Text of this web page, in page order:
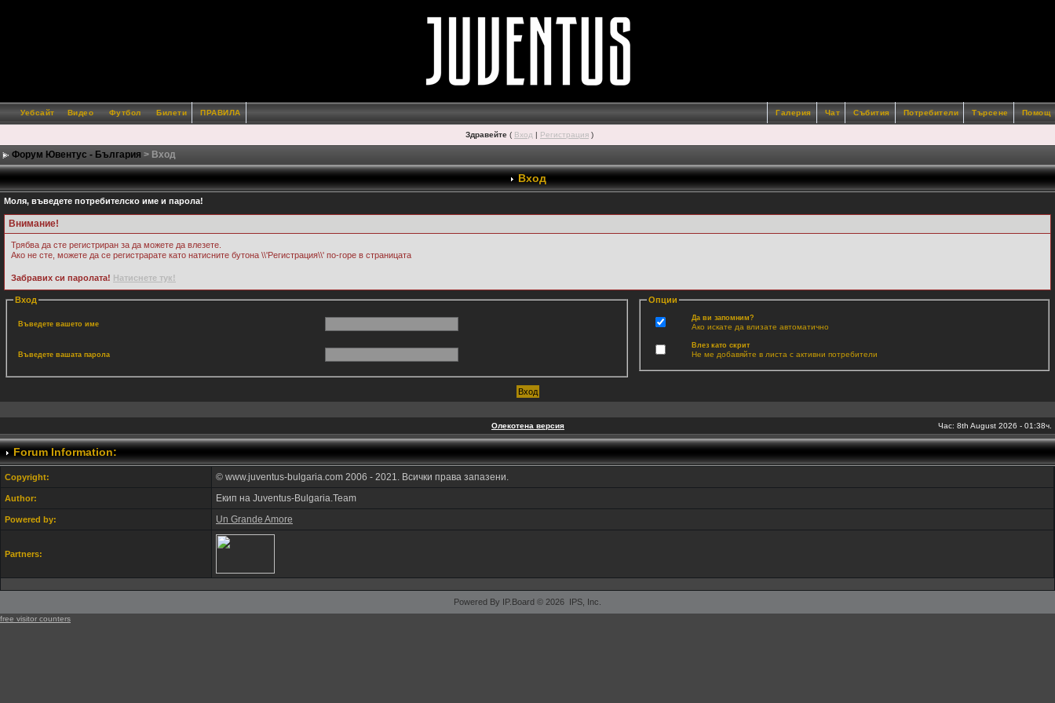
Уебсайт Видео Футбол Билети ПРАВИЛА Помощ
Търсене
Потребители
Събития
Чат
Галерия
Здравейте ( Вход | Регистрация )
Форум Ювентус - България > Вход
Вход
Моля, въведете потребителско име и парола!
Внимание!
Трябва да сте регистриран за да можете да влезете.
Ако не сте, можете да се регистрарате като натисните бутона \\'Регистрация\\' по-горе в страницата
Забравих си паролата! Натиснете тук!
Вход
Въведете вашето име
Въведете вашата парола
Опции
Да ви запомним?
Ако искате да влизате автоматично
Влез като скрит
Не ме добавяйте в листа с активни потребители
Олекотена версия Час: 8th August 2026 - 01:38ч.
Forum Information:
Copyright: © www.juventus-bulgaria.com 2006 - 2021. Всички права запазени.
Author: Екип на Juventus-Bulgaria.Team
Powered by: Un Grande Amore
Partners:
Powered By IP.Board © 2026 IPS, Inc.
free visitor counters